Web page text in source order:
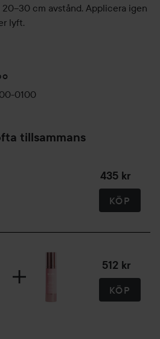
cm avstånd. Applicera igen
lyft.
0100
tillsammans
435 kr
KÖP
512 kr
KÖP